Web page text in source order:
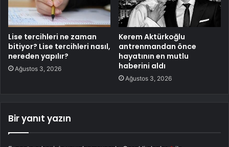
Lise tercihleri ne zaman
bitiyor? Lise tercihleri nasıl,
nereden yapılır?
Ağustos 3, 2026
Kerem Aktürkoğlu
antrenmandan önce
hayatının en mutlu
haberini aldı
Ağustos 3, 2026
Bir yanıt yazın